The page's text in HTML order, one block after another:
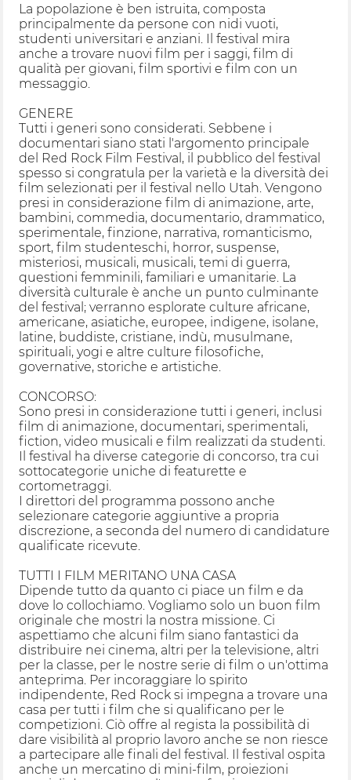
La popolazione è ben istruita, composta
principalmente da persone con nidi vuoti,
studenti universitari e anziani. Il festival mira
anche a trovare nuovi film per i saggi, film di
qualità per giovani, film sportivi e film con un
messaggio.
GENERE
Tutti i generi sono considerati. Sebbene i
documentari siano stati l'argomento principale
del Red Rock Film Festival, il pubblico del festival
spesso si congratula per la varietà e la diversità dei
film selezionati per il festival nello Utah. Vengono
presi in considerazione film di animazione, arte,
bambini, commedia, documentario, drammatico,
sperimentale, finzione, narrativa, romanticismo,
sport, film studenteschi, horror, suspense,
misteriosi, musicali, musicali, temi di guerra,
questioni femminili, familiari e umanitarie. La
diversità culturale è anche un punto culminante
del festival; verranno esplorate culture africane,
americane, asiatiche, europee, indigene, isolane,
latine, buddiste, cristiane, indù, musulmane,
spirituali, yogi e altre culture filosofiche,
governative, storiche e artistiche.
CONCORSO:
Sono presi in considerazione tutti i generi, inclusi
film di animazione, documentari, sperimentali,
fiction, video musicali e film realizzati da studenti.
Il festival ha diverse categorie di concorso, tra cui
sottocategorie uniche di featurette e
cortometraggi.
I direttori del programma possono anche
selezionare categorie aggiuntive a propria
discrezione, a seconda del numero di candidature
qualificate ricevute.
TUTTI I FILM MERITANO UNA CASA
Dipende tutto da quanto ci piace un film e da
dove lo collochiamo. Vogliamo solo un buon film
originale che mostri la nostra missione. Ci
aspettiamo che alcuni film siano fantastici da
distribuire nei cinema, altri per la televisione, altri
per la classe, per le nostre serie di film o un'ottima
anteprima. Per incoraggiare lo spirito
indipendente, Red Rock si impegna a trovare una
casa per tutti i film che si qualificano per le
competizioni. Ciò offre al regista la possibilità di
dare visibilità al proprio lavoro anche se non riesce
a partecipare alle finali del festival. Il festival ospita
anche un mercatino di mini-film, proiezioni